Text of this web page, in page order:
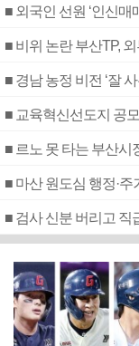
■ 외국인 선원 ‘인신
■ 비위 논란 부산TP,
■ 경남 농정 비전 ‘잘
■ 교육혁신선도지 공
■ 르노 못 타는 부산
■ 마산 원도심 행정·